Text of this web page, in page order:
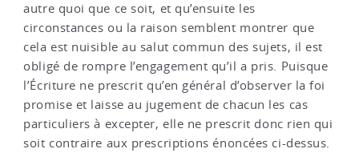
autre quoi que ce soit, et qu’ensuite les
circonstances ou la raison semblent montrer que
cela est nuisible au salut commun des sujets, il est
obligé de rompre l’engagement qu’il a pris. Puisque
l’Écriture ne prescrit qu’en général d’observer la foi
promise et laisse au jugement de chacun les cas
particuliers à excepter, elle ne prescrit donc rien qui
soit contraire aux prescriptions énoncées ci-dessus.